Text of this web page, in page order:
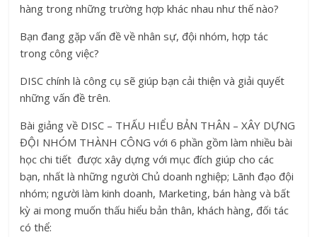
hàng trong những trường hợp khác nhau như thế nào?
Bạn đang gặp vấn đề về nhân sự, đội nhóm, hợp tác
trong công việc?
DISC chính là công cụ sẽ giúp bạn cải thiện và giải quyết
những vấn đề trên.
Bài giảng về DISC – THẤU HIỂU BẢN THÂN – XÂY DỰNG
ĐỘI NHÓM THÀNH CÔNG với 6 phần gồm làm nhiều bài
học chi tiết được xây dựng với mục đích giúp cho các
bạn, nhất là những người Chủ doanh nghiệp; Lãnh đạo đội
nhóm; người làm kinh doanh, Marketing, bán hàng và bất
kỳ ai mong muốn thấu hiểu bản thân, khách hàng, đối tác
có thể: